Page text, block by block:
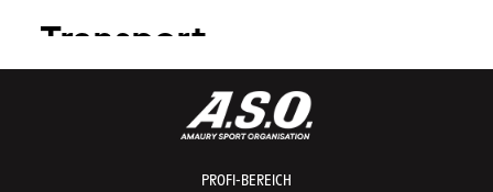
PROFI-BEREICH